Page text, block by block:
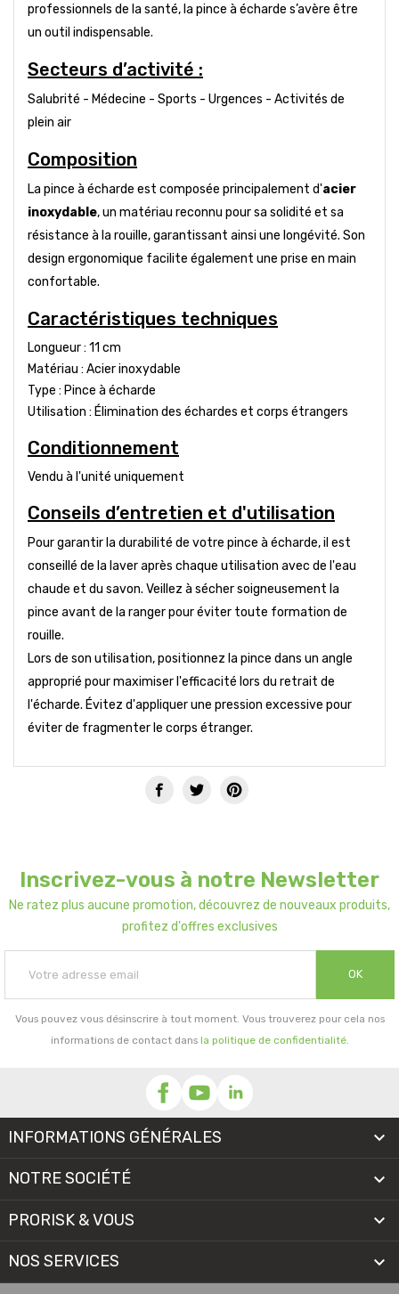
professionnels de la santé, la pince à écharde s’avère être
un outil indispensable.
Secteurs d’activité :
Salubrité - Médecine - Sports - Urgences - Activités de
plein air
Composition
La pince à écharde est composée principalement d'acier
inoxydable, un matériau reconnu pour sa solidité et sa
résistance à la rouille, garantissant ainsi une longévité. Son
design ergonomique facilite également une prise en main
confortable.
Caractéristiques techniques
Longueur : 11 cm
Matériau : Acier inoxydable
Type : Pince à écharde
Utilisation : Élimination des échardes et corps étrangers
Conditionnement
Vendu à l'unité uniquement
Conseils d’entretien et d'utilisation
Pour garantir la durabilité de votre pince à écharde, il est
conseillé de la laver après chaque utilisation avec de l'eau
chaude et du savon. Veillez à sécher soigneusement la
pince avant de la ranger pour éviter toute formation de
rouille.
Lors de son utilisation, positionnez la pince dans un angle
approprié pour maximiser l'efficacité lors du retrait de
l'écharde. Évitez d'appliquer une pression excessive pour
éviter de fragmenter le corps étranger.
Inscrivez-vous à notre Newsletter
Ne ratez plus aucune promotion, découvrez de nouveaux produits,
profitez d'offres exclusives
OK
Vous pouvez vous désinscrire à tout moment. Vous trouverez pour cela nos
informations de contact dans la politique de confidentialité.
INFORMATIONS GÉNÉRALES 
NOTRE SOCIÉTÉ 
PRORISK & VOUS 
NOS SERVICES 